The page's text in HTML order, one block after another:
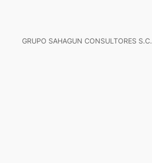
GRUPO SAHAGUN CONSULTORES S.C.